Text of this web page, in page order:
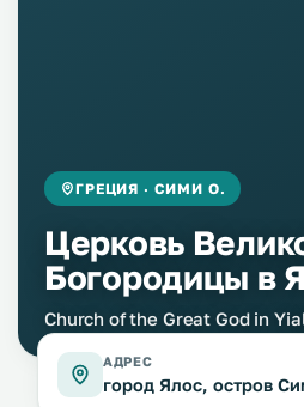
ГРЕЦИЯ · СИМИ О.
Церковь
Богородицы в
Church of the Great God in
АДРЕС
город Ялос, остров